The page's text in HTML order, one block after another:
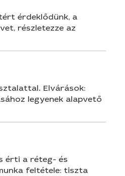
érdeklődünk, a
részletezze az
Elvárások:
legyenek alapvető
érti a réteg- és
feltétele: tiszta